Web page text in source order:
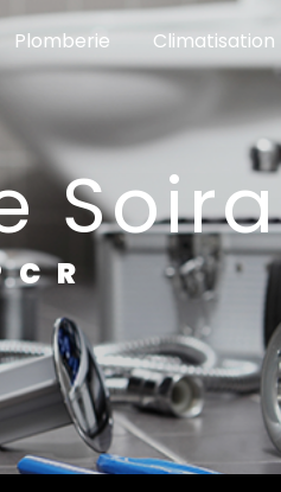
Plomberie Climatisation